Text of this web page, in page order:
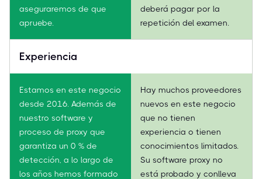
aseguraremos de que
apruebe.
deberá pagar por la
repetición del examen.
Experiencia
Estamos en este negocio
desde 2016. Además de
nuestro software y
proceso de proxy que
garantiza un 0 % de
detección, a lo largo de
los años hemos formado
Hay muchos proveedores
nuevos en este negocio
que no tienen
experiencia o tienen
conocimientos limitados.
Su software proxy no
está probado y conlleva